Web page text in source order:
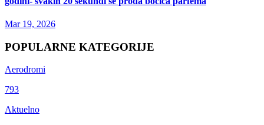
Mar 19, 2026
POPULARNE KATEGORIJE
Aerodromi
793
Aktuelno